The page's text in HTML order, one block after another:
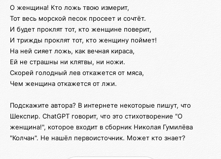
О женщина! Кто ложь твою измерит,
Тот весь морской песок просеет и сочтёт.
И будет проклят тот, кто женщине поверит,
И трижды проклят тот, кто женщину поймет!
На ней сияет ложь, как вечная кираса,
Ей не страшны ни клятвы, ни ножи.
Скорей голодный лев откажется от мяса,
Чем женщина откажется от лжи.
Подскажите автора? В интернете некоторые пишут, что
Шекспир. ChatGPT говорит, что это стихотворение "О
женщина!", которое входит в сборник Николая Гумилёва
"Колчан". Не нашёл первоисточник. Может кто знает?